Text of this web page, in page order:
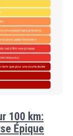
100 km:
Épique